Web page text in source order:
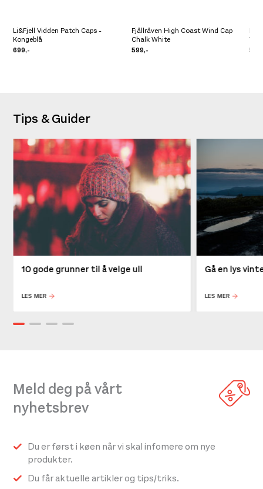
Li&Fjell Vidden Patch Caps -
Kongeblå
699,-
Fjällräven High Coast Wind Cap
Chalk White
599,-
Tips & Guider
10 gode grunner til å velge ull
LES MER
Gå en lys
LES MER
Meld deg på vårt
nyhetsbrev
Du er først i køen når vi skal infomere om nye
produkter.
Du får aktuelle artikler og tips/triks.